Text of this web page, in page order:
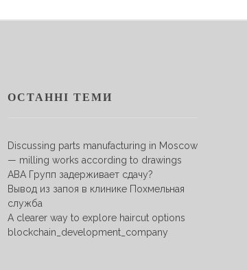
ОСТАННІ ТЕМИ
Discussing parts manufacturing in Moscow
— milling works according to drawings
АВА Групп задерживает сдачу?
Вывод из запоя в клинике Похмельная
служба
A clearer way to explore haircut options
blockchain_development_company